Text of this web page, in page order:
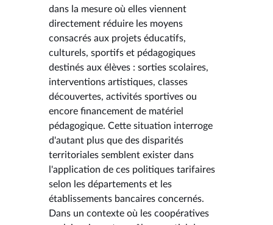
dans la mesure où elles viennent
directement réduire les moyens
consacrés aux projets éducatifs,
culturels, sportifs et pédagogiques
destinés aux élèves : sorties scolaires,
interventions artistiques, classes
découvertes, activités sportives ou
encore financement de matériel
pédagogique. Cette situation interroge
d'autant plus que des disparités
territoriales semblent exister dans
l'application de ces politiques tarifaires
selon les départements et les
établissements bancaires concernés.
Dans un contexte où les coopératives